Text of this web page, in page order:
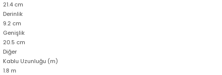
21.4 cm
Derinlik
9.2 cm
Genişlik
20.5 cm
Diğer
Kablu Uzunluğu (m)
1.8 m